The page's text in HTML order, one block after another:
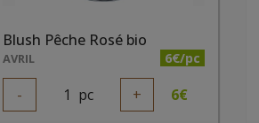
Blush Pêche Rosé bio
AVRIL 6€/pc
- 1 pc + 6€